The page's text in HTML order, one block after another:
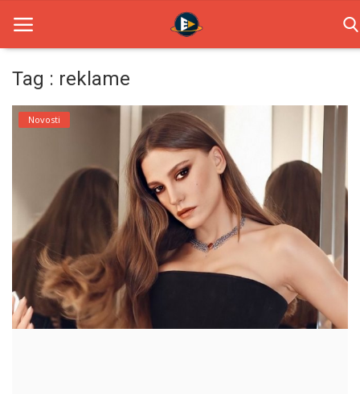
Home
TV Serije
Filmovi
Glumci
Contact
Login
Tag : reklame
Novosti